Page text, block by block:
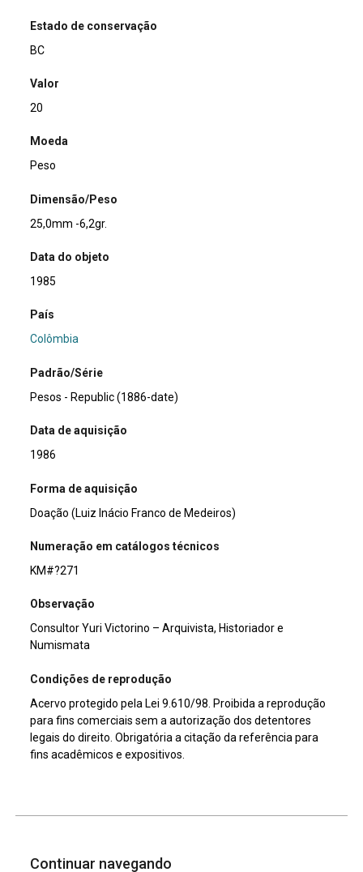
Estado de conservação
BC
Valor
20
Moeda
Peso
Dimensão/Peso
25,0mm -6,2gr.
Data do objeto
1985
País
Colômbia
Padrão/Série
Pesos - Republic (1886-date)
Data de aquisição
1986
Forma de aquisição
Doação (Luiz Inácio Franco de Medeiros)
Numeração em catálogos técnicos
KM#?271
Observação
Consultor Yuri Victorino – Arquivista, Historiador e
Numismata
Condições de reprodução
Acervo protegido pela Lei 9.610/98. Proibida a reprodução
para fins comerciais sem a autorização dos detentores
legais do direito. Obrigatória a citação da referência para
fins acadêmicos e expositivos.
Continuar navegando